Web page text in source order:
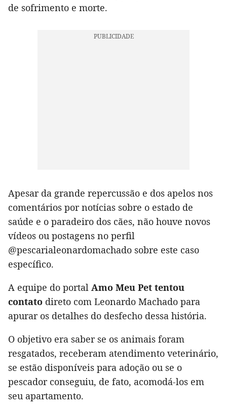
de sofrimento e morte.
Apesar da grande repercussão e dos apelos nos
comentários por notícias sobre o estado de
saúde e o paradeiro dos cães, não houve novos
vídeos ou postagens no perfil
@pescarialeonardomachado sobre este caso
específico.
A equipe do portal Amo Meu Pet tentou
contato direto com Leonardo Machado para
apurar os detalhes do desfecho dessa história.
O objetivo era saber se os animais foram
resgatados, receberam atendimento veterinário,
se estão disponíveis para adoção ou se o
pescador conseguiu, de fato, acomodá-los em
seu apartamento.